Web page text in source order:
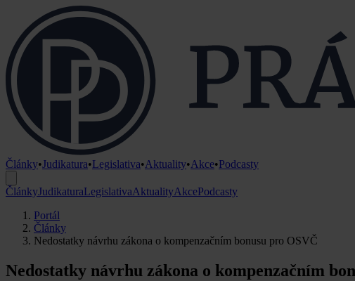
Články•Judikatura•Legislativa•Aktuality•Akce•Podcasty
ČlánkyJudikaturaLegislativaAktualityAkcePodcasty
Portál
Články
Nedostatky návrhu zákona o kompenzačním bonusu pro OSVČ
Nedostatky návrhu zákona o kompenzačním